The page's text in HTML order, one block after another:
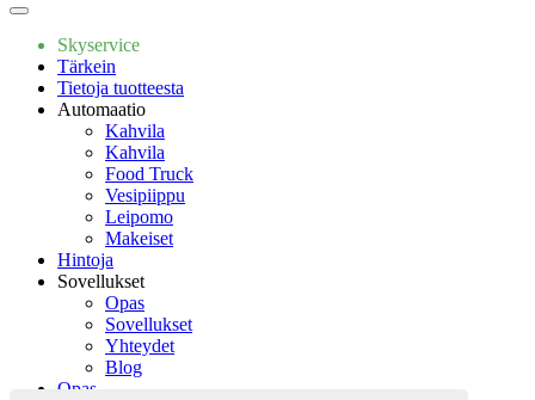
Skyservice
Tärkein
Tietoja tuotteesta
Automaatio
Kahvila
Kahvila
Food Truck
Vesipiippu
Leipomo
Makeiset
Hintoja
Sovellukset
Opas
Sovellukset
Yhteydet
Blog
Opas